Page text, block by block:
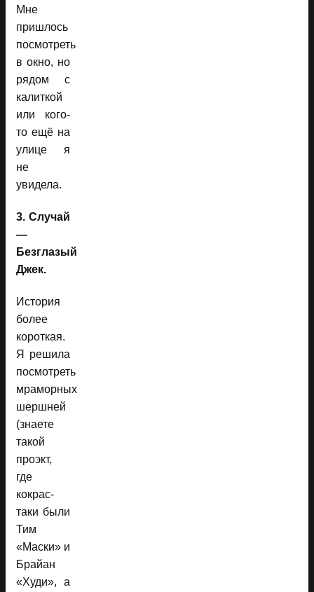
Мне
пришлось
посмотреть
в окно, но
рядом с
калиткой
или кого-
то ещё на
улице я
не
увидела.
3. Случай
—
Безглазый
Джек.
История
более
короткая.
Я решила
посмотреть
мраморных
шершней
(знаете
такой
проэкт,
где
кокрас-
таки были
Тим
«Маски» и
Брайан
«Худи», а